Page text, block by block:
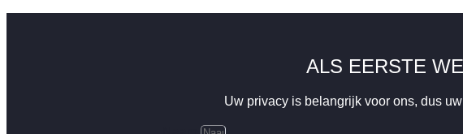
ALS EERSTE
Uw privacy is belangrijk voor ons, dus